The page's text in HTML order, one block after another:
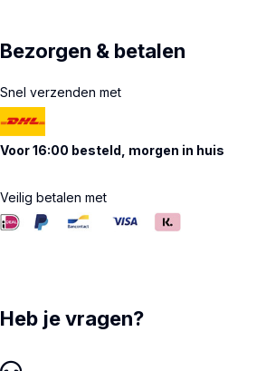
Bezorgen & betalen
Snel verzenden met
Voor 16:00 besteld, morgen in huis
Veilig betalen met
Heb je vragen?